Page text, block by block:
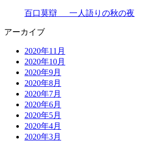
百口莫辯 一人語りの秋の夜
アーカイブ
2020年11月
2020年10月
2020年9月
2020年8月
2020年7月
2020年6月
2020年5月
2020年4月
2020年3月